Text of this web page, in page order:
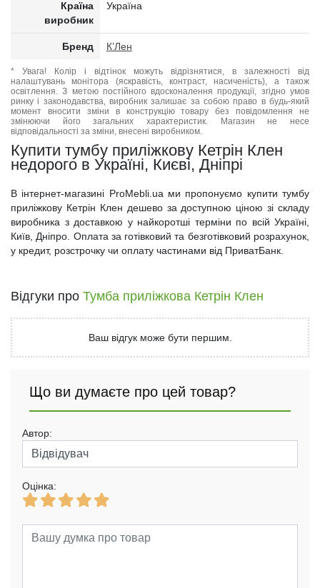
Країна
виробник
Україна
Бренд К’Лен
* Увага! Колір і відтінок можуть відрізнятися, в залежності від
налаштувань монітора (яскравість, контраст, насиченість), а також
освітлення. З метою постійного вдосконалення продукції, згідно умов
ринку і законодавства, виробник залишає за собою право в будь-який
момент вносити зміни в конструкцію товару без повідомлення не
змінюючи його загальних характеристик. Магазин не несе
відповідальності за зміни, внесені виробником.
Купити тумбу приліжкову Кетрін Клен
недорого в Україні, Києві, Дніпрі
В інтернет-магазині ProMebli.ua ми пропонуємо купити тумбу
приліжкову Кетрін Клен дешево за доступною ціною зі складу
виробника з доставкою у найкоротші терміни по всій Україні,
Київ, Дніпро. Оплата за готівковий та безготівковий розрахунок,
у кредит, розстрочку чи оплату частинами від ПриватБанк.
Відгуки про Тумба приліжкова Кетрін Клен
Ваш відгук може бути першим.
Що ви думаєте про цей товар?
Автор:
Оцінка: